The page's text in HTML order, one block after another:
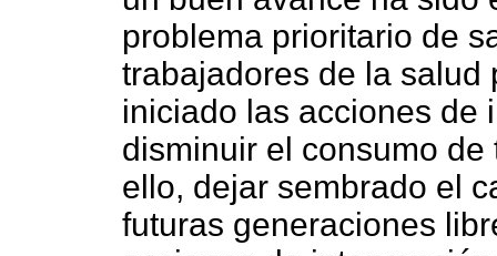
problema prioritario de
trabajadores de la salud
iniciado las acciones de
disminuir el consumo
ello, dejar sembrado el
futuras generaciones